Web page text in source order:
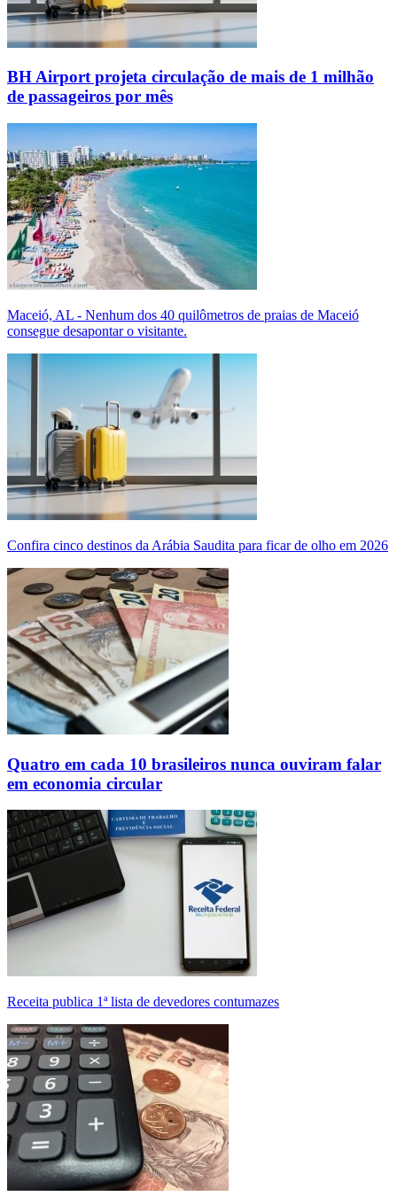
BH Airport projeta circulação de mais de 1 milhão
de passageiros por mês
Maceió, AL - Nenhum dos 40 quilômetros de praias de Maceió
consegue desapontar o visitante.
Confira cinco destinos da Arábia Saudita para ficar de olho em 2026
Quatro em cada 10 brasileiros nunca ouviram falar
em economia circular
Receita publica 1ª lista de devedores contumazes